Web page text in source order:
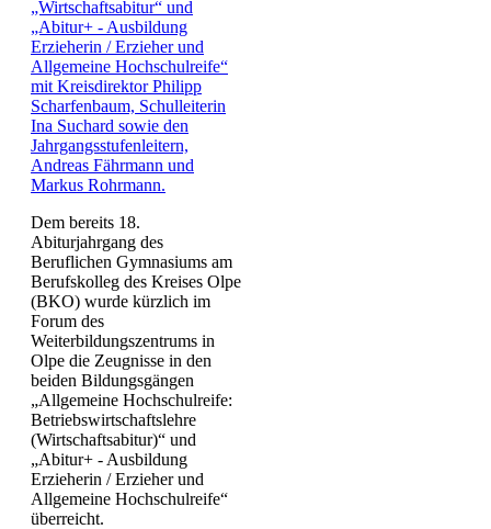
Dem bereits 18.
Abiturjahrgang des
Beruflichen Gymnasiums am
Berufskolleg des Kreises Olpe
(BKO) wurde kürzlich im
Forum des
Weiterbildungszentrums in
Olpe die Zeugnisse in den
beiden Bildungsgängen
„Allgemeine Hochschulreife:
Betriebswirtschaftslehre
(Wirtschaftsabitur)“ und
„Abitur+ - Ausbildung
Erzieherin / Erzieher und
Allgemeine Hochschulreife“
überreicht.